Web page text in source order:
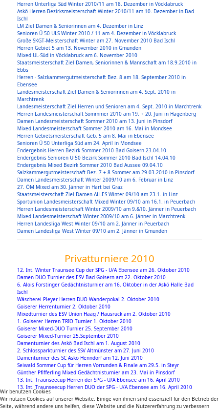
Herren Unterliga Süd Winter 2010/11 am 18. Dezember in Vöcklabruck
Askö Herren Bezirksmeisterschaft Winter 2010/11 am 10. Dezember in Bad
Ischl
LM Ziel Damen & Seniorinnen am 4. Dezember in Linz
Senioren Ü 50 ULS Winter 2010 / 11 am 4. Dezember in Vöcklabruck
Große SKGT-Meisterschaft Winter am 27. November 2010 Bad Ischl
Herren Gebiet 5 am 13. November 2010 in Gmunden
Mixed UL-Süd in Vöcklabruck am 6. November 2010
Staatsmeisterschaft Ziel Damen, Seniorinnen & Mannschaft am 18.9.2010 in
Ebbs
Herren - Salzkammergutmeisterschaft Bez. 8 am 18. September 2010 in
Ebensee
Landesmeisterschaft Ziel Damen & Seniorinnen am 4. Sept. 2010 in
Marchtrenk
Landesmeisterschaft Ziel Herren und Senioren am 4. Sept. 2010 in Marchtrenk
Herren Landesmeisterschaft Sommmer 2010 am 19. + 20. Juni in Hagenberg
Damen Landesmeisterschaft Sommer 2010 am 13. Juni in Pinsdorf
Mixed Landesmeisterschaft Sommer 2010 am 16. Mai in Mondsee
Herren Gebietsmeisterschaft Geb. 5 am 8. Mai in Ebensee
Senioren Ü 50 Unterliga Süd am 24. April in Mondsee
Endergebnis Herren Bezirk Sommer 2010 Bad Goisern 23.04.10
Endergebnis Senioren Ü 50 Bezirk Sommer 2010 Bad Ischl 14.04.10
Endergebnis Mixed Bezirk Sommer 2010 Bad Aussee 09.04.10
Salzkammergutmeisterschaft Bez. 7 + 8 Sommer am 29.03.2010 in Pinsdorf
Damen Landesmeisterschaft Winter 2009/10 am 6. Februar in Linz
27. ÖM Mixed am 30. Jänner in Hart bei Graz
Staatsmeisterschaft Ziel Damen ALLES Winter 09/10 am 23.1. in Linz
Sportunion Landesmeisterschaft Mixed Winter 09/10 am 16.1. in Peuerbach
Herren Landesmeisterschaft Winter 2009/10 am 9.&10. Jänner in Peuerbach
Mixed Landesmeisterschaft Winter 2009/10 am 6. Jänner in Marchtrenk
Herren Landesliga West Winter 09/10 am 2. Jänner in Peuerbach
Damen Landesliga West Winter 09/10 am 2. Jänner in Gmunden
Privatturniere 2010
12. Int. Winter Traunsee Cup der SPG - U/A Ebensee am 26. Oktober 2010
Damen DUO Turnier des ESV Bad Goisern am 22. Oktober 2010
6. Alois Forstinger Gedächtnisturnier am 16. Oktober in der Askö Halle Bad
Ischl
Wäscherei Pleyer Herren DUO Wanderpokal 2. Oktober 2010
Goiserer Herrenturnier 2. Oktober 2010
Mixedturnier des ESV Union Haag / Hausruck am 2. Oktober 2010
1. Goiserer Herren TRIO Turnier 1. Oktober 2010
Goiserer Mixed-DUO Turnier 25. September 2010
Goiserer Mixed-Turnier 25.September 2010
Damenturnier des Askö Bad Ischl am 1. August 2010
2. Schlossparkturnier des SSV Altmünster am 27. Juni 2010
Damenturnier des SC Askö Henndorf am 12. Juni 2010
Seiwald Sommer Cup für Herren Vorrunden & Finale am 29.5. in Steyr
Günther Pfifferling Mixed Gedächtnisturnier am 23. Mai in Pinsdorf
13. Int. Traunseecup Herren der SPG - U/A Ebensee am 16. April 2010
13. Int. Traunseecup Herren DUO der SPG - U/A Ebensee am 16. April 2010
Wir benutzen Cookies
Wir nutzen Cookies auf unserer Website. Einige von ihnen sind essenziell für den Betrieb der
Seite, während andere uns helfen, diese Website und die Nutzererfahrung zu verbessern